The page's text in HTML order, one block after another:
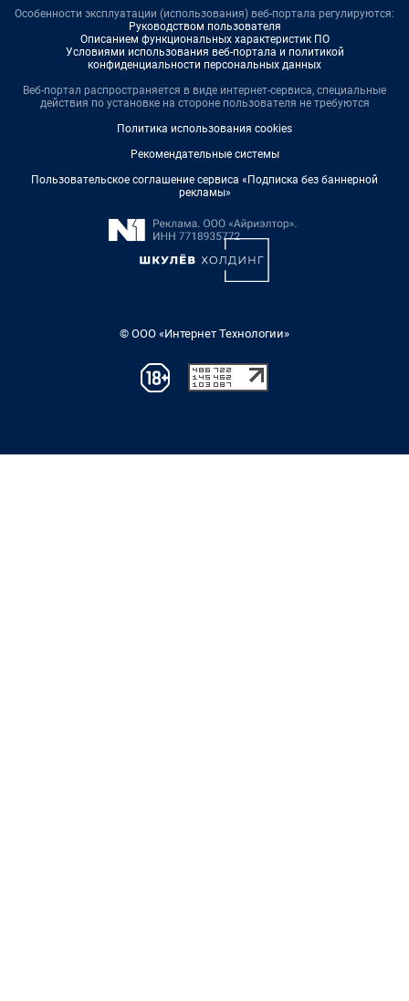
Особенности эксплуатации (использования) веб-портала регулируются:
Руководством пользователя
Описанием функциональных характеристик ПО
Условиями использования веб-портала и политикой
конфиденциальности персональных данных
Веб-портал распространяется в виде интернет-сервиса, специальные
действия по установке на стороне пользователя не требуются
Политика использования cookies
Рекомендательные системы
Пользовательское соглашение сервиса «Подписка без баннерной
рекламы»
© ООО «Интернет Технологии»